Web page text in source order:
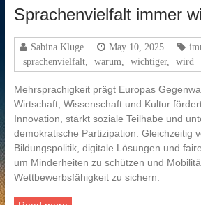
Sprachenvielfalt immer
Sabina Kluge May 10, 2025
sprachenvielfalt, warum wichtiger, wird
Mehrsprachigkeit prägt Europas
Wirtschaft, Wissenschaft und Kultur
Innovation, stärkt soziale Teilhabe und
demokratische Partizipation. Gleichzeitig
Bildungspolitik, digitale Lösungen und
um Minderheiten zu schützen und
Wettbewerbsfähigkeit zu sichern.